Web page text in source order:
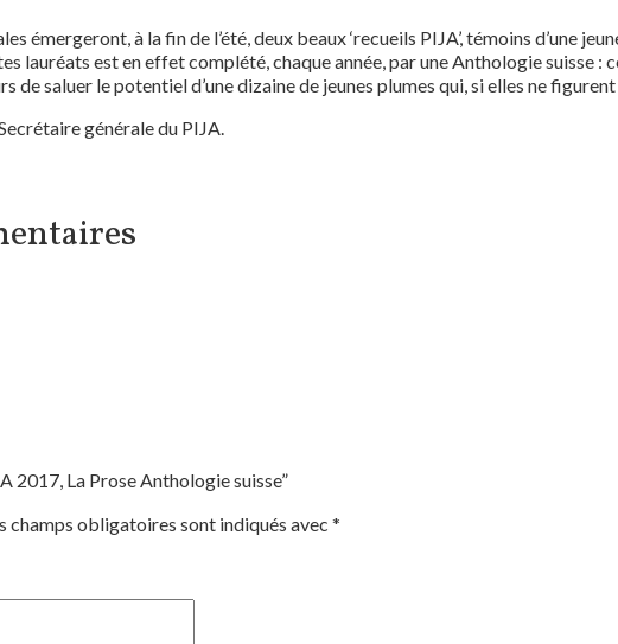
émergeront, à la fin de l’été, deux beaux ‘recueils PIJA’, témoins d’une
est en effet complété, chaque année, par une Anthologie suisse :
de saluer le potentiel d’une dizaine de jeunes plumes qui, si elles ne
générale du PIJA.
2017, La Prose Anthologie suisse”
champs obligatoires sont indiqués avec *